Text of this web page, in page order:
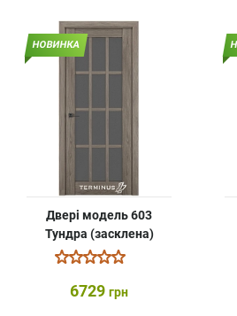
НОВИНКА
Двері модель 603
Тундра (засклена)
6729 грн